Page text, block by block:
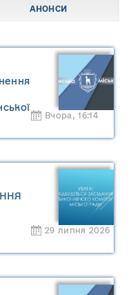
АНОНСИ
та
Вчора, 16:14
29 липня 2026